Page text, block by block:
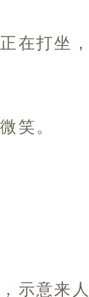
在打坐
笑。
示意来